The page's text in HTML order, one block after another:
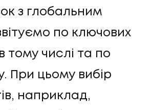
з глобальним
по ключових
тому числі та по
При цьому вибір
наприклад,